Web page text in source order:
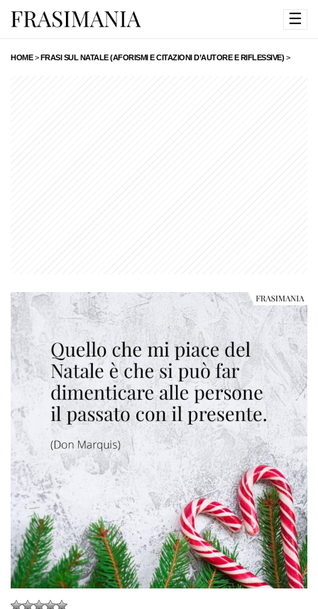
☰
HOME>FRASI SUL NATALE (AFORISMI E CITAZIONI D’AUTORE E RIFLESSIVE) >